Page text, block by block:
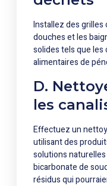
Installez des grilles
douches et les
solides tels que les
alimentaires de
D.
les
Effectuez un
utilisant des
solutions
bicarbonate de
résidus qui